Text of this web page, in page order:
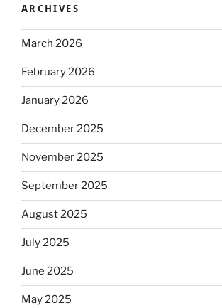
ARCHIVES
March 2026
February 2026
January 2026
December 2025
November 2025
September 2025
August 2025
July 2025
June 2025
May 2025